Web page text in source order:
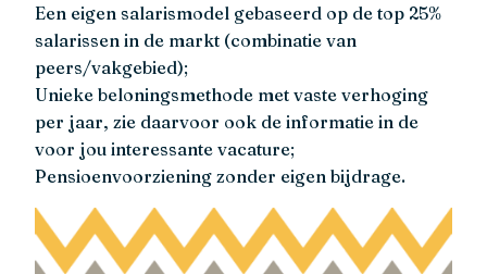
Een eigen salarismodel gebaseerd op de top 25%
salarissen in de markt (combinatie van
peers/vakgebied);
Unieke beloningsmethode met vaste verhoging
per jaar, zie daarvoor ook de informatie in de
voor jou interessante vacature;
Pensioenvoorziening zonder eigen bijdrage.